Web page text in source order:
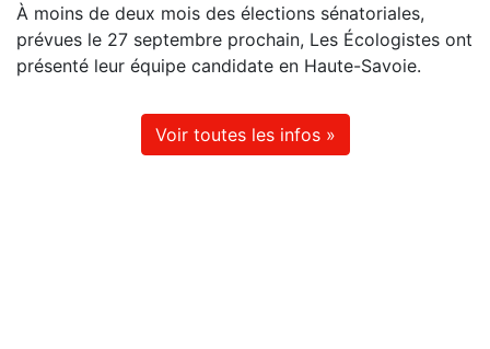
À moins de deux mois des élections sénatoriales,
prévues le 27 septembre prochain, Les Écologistes ont
présenté leur équipe candidate en Haute-Savoie.
Voir toutes les infos »